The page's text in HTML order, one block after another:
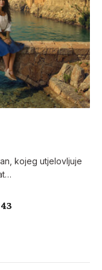
kojeg utjelovljuje